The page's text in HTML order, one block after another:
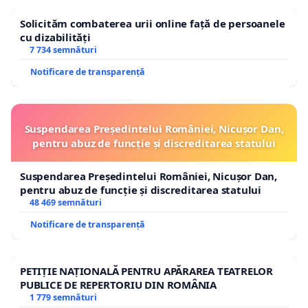
trebuie să evalueze cunoștințele și
competențele dobândite de elevi pe parcursul
studiilor, oferindu-le tuturor șanse egale de
Deficiențe în organizarea examenului și
crearea unui mediu nefavorabil desfășurării
evaluării
Pe lângă dificultățile legate de conținutul
organizatorice care au afectat desfășurarea
Elevii au fost nevoiți să aștepte aproximativ o
oră până la distribuirea materialelor de
Solicităm combaterea urii online față de persoanele
cu dizabilități
7 734 semnături
Notificare de transparență
Suspendarea Președintelui României, Nicușor Dan,
pentru abuz de funcție și discreditarea statului
Suspendarea Președintelui României, Nicușor Dan,
pentru abuz de funcție și discreditarea statului
48 469 semnături
Notificare de transparență
PETIȚIE NAȚIONALĂ PENTRU APĂRAREA TEATRELOR
PUBLICE DE REPERTORIU DIN ROMÂNIA
1 779 semnături